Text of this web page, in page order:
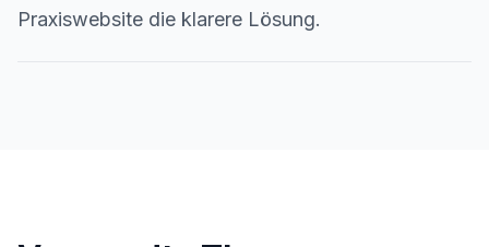
Praxiswebsite die klarere Lösung.